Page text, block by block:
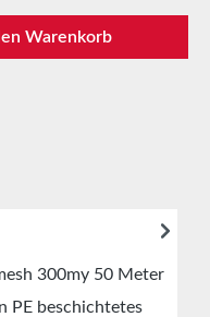
gewünschten
Warenkorb
300my 50 Meter
PE beschichtetes